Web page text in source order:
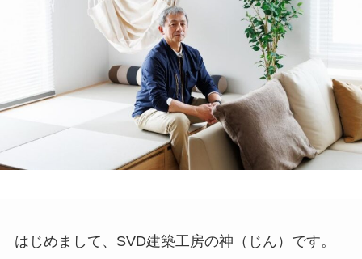
はじめまして、SVD建築工房の神（じん）です。